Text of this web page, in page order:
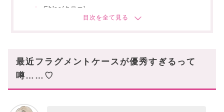
Chloe(クロエ)
お洒落なのに手に取りやすい♡コスパ抜群ブラン
最近フラグメントケースが優秀すぎるって
噂……♡